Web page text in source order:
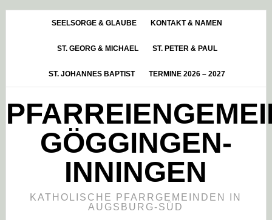
HauptsidebarSEELSORGE & GLAUBE KONTAKT & NAMEN
ST. GEORG & MICHAEL ST. PETER & PAUL
ST. JOHANNES BAPTIST TERMINE 2026 – 2027
GÖGGINGEN-
INNINGEN
KATHOLISCHE PFARRGEMEINDEN IN
AUGSBURG-SÜD